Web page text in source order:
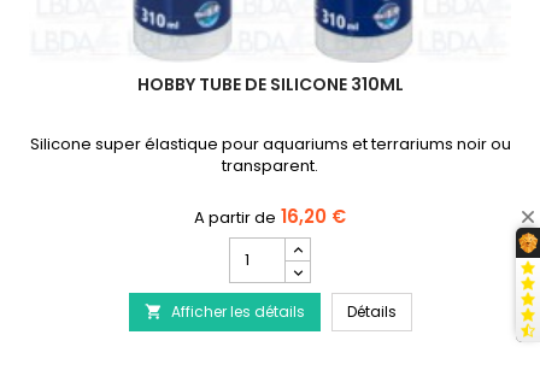
HOBBY TUBE DE SILICONE 310ML
Silicone super élastique pour aquariums et terrariums noir ou
transparent.
16,20 €
quantité
du
produit
HOBBY
 Afficher les détails DétailsHOBBY Tube de